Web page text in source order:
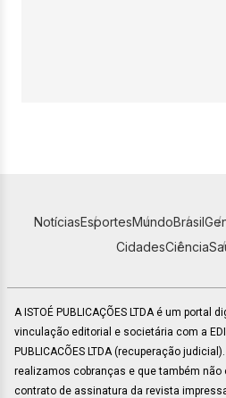
NotíciasEsportesMundoBrasil
CidadesCiência
A ISTOÉ PUBLICAÇÕES LTDA é um portal
vinculação editorial e societária com a
PUBLICACÕES LTDA (recuperação
realizamos cobranças e que também
contrato de assinatura da revista